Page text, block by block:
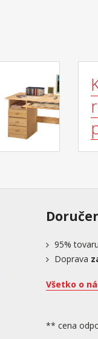
95% tovaru
Doprava
Všetko o
** cena